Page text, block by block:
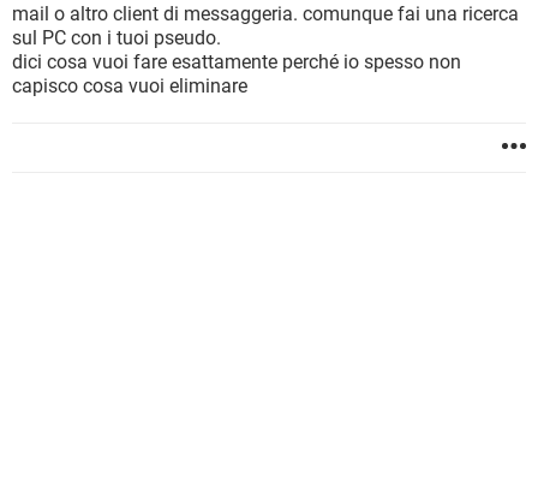
mail o altro client di messaggeria. comunque fai una ricerca
sul PC con i tuoi pseudo.
dici cosa vuoi fare esattamente perché io spesso non
capisco cosa vuoi eliminare